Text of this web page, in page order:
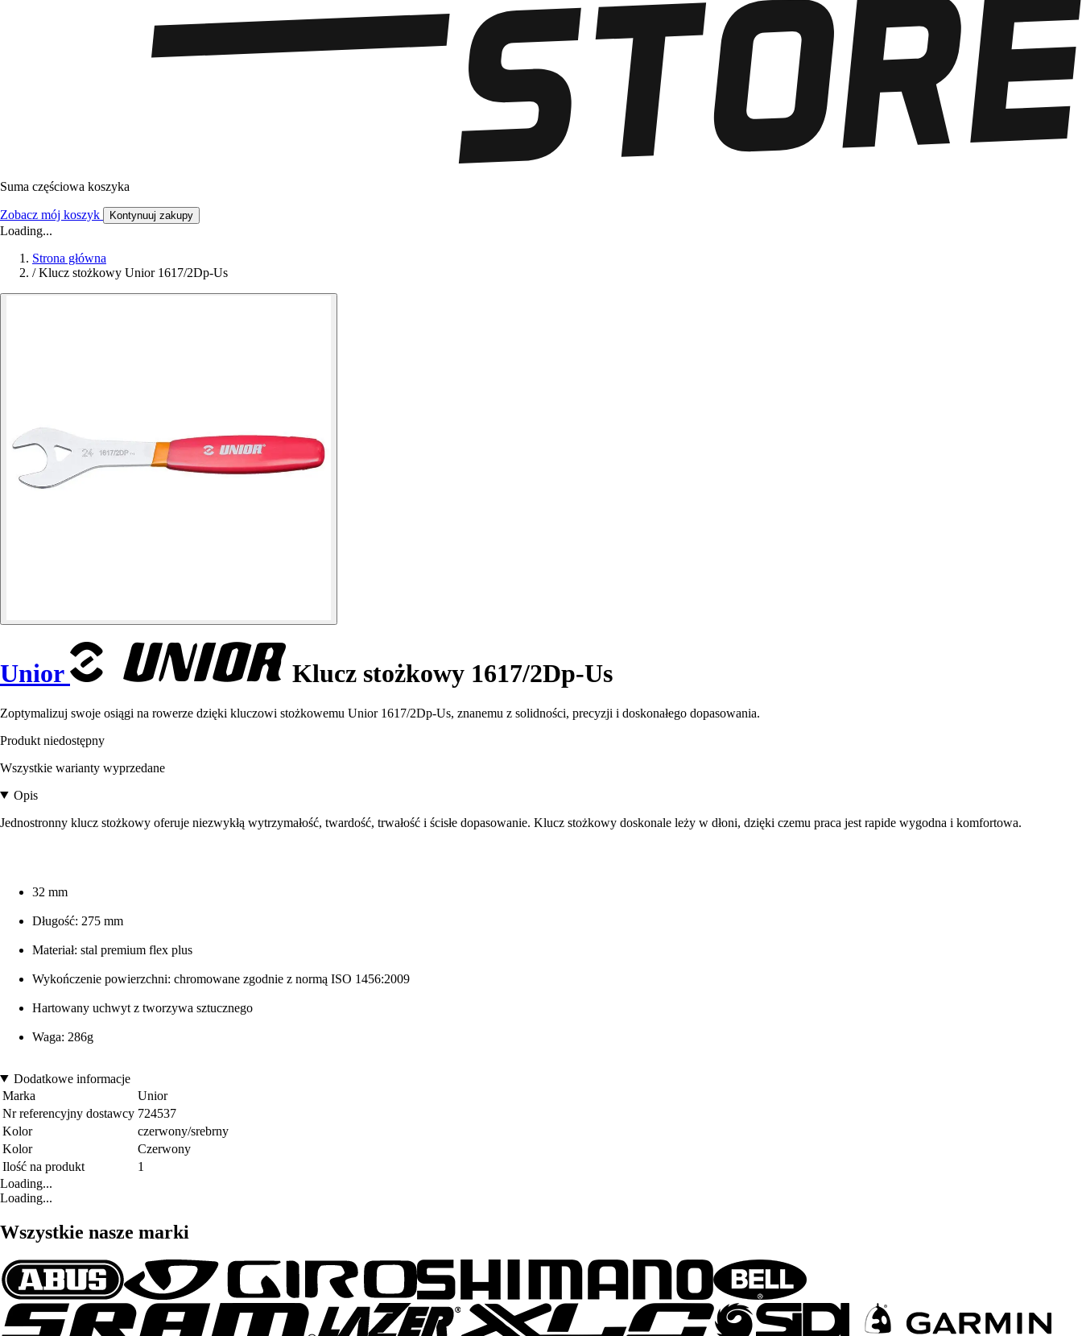
Suma częściowa koszyka
Zobacz mój koszyk Kontynuuj zakupy
Loading...
Strona główna
/ Klucz stożkowy Unior 1617/2Dp-Us
Unior Klucz stożkowy 1617/2Dp-Us
Zoptymalizuj swoje osiągi na rowerze dzięki kluczowi stożkowemu Unior 1617/2Dp-Us, znanemu z solidności, precyzji i doskonałego dopasowania.
Produkt niedostępny
Wszystkie warianty wyprzedane
Opis
Jednostronny klucz stożkowy oferuje niezwykłą wytrzymałość, twardość, trwałość i ścisłe dopasowanie. Klucz stożkowy doskonale leży w dłoni, dzięki czemu praca jest rapide wygodna i komfortowa.
32 mm
Długość: 275 mm
Materiał: stal premium flex plus
Wykończenie powierzchni: chromowane zgodnie z normą ISO 1456:2009
Hartowany uchwyt z tworzywa sztucznego
Waga: 286g
Dodatkowe informacje
Marka
Unior
Nr referencyjny dostawcy 724537
Kolor
czerwony/srebrny
Kolor
Czerwony
Ilość na produkt
1
Loading...
Loading...
Wszystkie nasze marki